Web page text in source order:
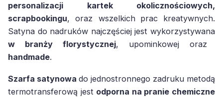
personalizacji kartek okolicznościowych,
scrapbookingu, oraz wszelkich prac kreatywnych.
Satyna do nadruków najczęściej jest wykorzystywana
w branży florystycznej, upominkowej oraz
handmade.
Szarfa satynowa do jednostronnego zadruku metodą
termotransferową jest odporna na pranie chemiczne